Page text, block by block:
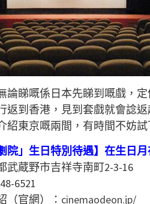
論睇嘅係日本先睇到嘅戲，
返到香港，見到套戲就會諗
紹東京嘅兩間，有時間不妨
」 生日特別待遇】 在生日
武蔵野市吉祥寺南町2-3-16
6521
（官網）： cinemaodeon.jp/